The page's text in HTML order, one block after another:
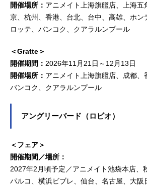
開催場所： アニメイト上海旗艦店、上海
京、杭州、香港、台北、台中、高雄、ホン
ロッテ、バンコク、クアラルンプール
＜Gratte＞
開催期間： 2026年11月21日～12月13日
開催場所： アニメイト上海旗艦店、成都、
バンコク、クアラルンプール
アングリーバード（ロビオ）
＜フェア＞
開催期間／場所：
2027年2月頃予定／アニメイト池袋本店、
パルコ、横浜ビブレ、仙台、名古屋、大阪